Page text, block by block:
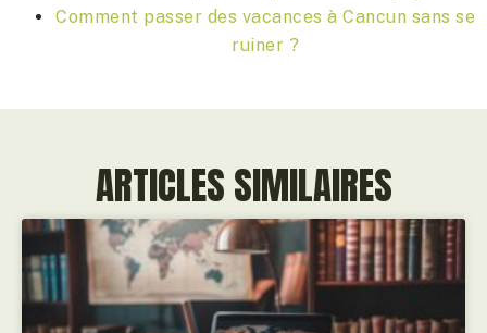
Comment passer des vacances à Cancun sans se
ruiner ?
ARTICLES SIMILAIRES